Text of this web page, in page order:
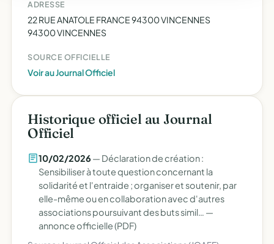
ADRESSE
22 RUE ANATOLE FRANCE 94300 VINCENNES
94300 VINCENNES
SOURCE OFFICIELLE
Voir au Journal Officiel
Historique officiel au Journal
Officiel
10/02/2026 — Déclaration de création :
Sensibiliser à toute question concernant la
solidarité et l'entraide ; organiser et soutenir, par
elle-même ou en collaboration avec d'autres
associations poursuivant des buts simil… —
annonce officielle (PDF)